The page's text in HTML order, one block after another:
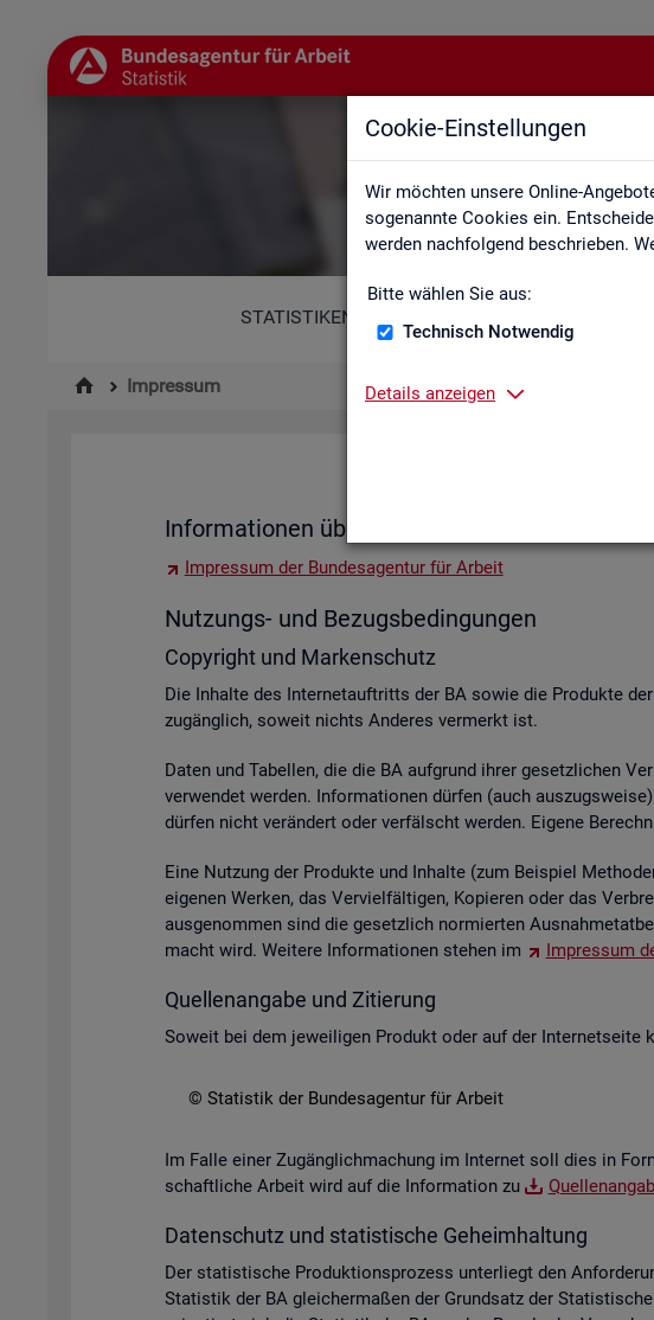
Cookie-Einstellungen
Wir möchten unsere Online-
sogenannte Cookies ein.
werden nachfolgend beschrieben.
Bitte wählen Sie aus:
Technisch Notwendig
Details anzeigen
STATISTIKEN
Impressum
Im­pres­sum der
In­for­ma­tio­nen über den Her­aus­ge­ber
Im­pres­sum der Bun­des­agen­tur für Ar­beit
Nut­zungs- und Be­zugs­be­din­gun­gen
Co­py­right und Mar­ken­schutz
Die In­hal­te des In­ter­net­auf­tritts der BA sowie die Pro­duk­te
zu­gäng­lich, so­weit nichts An­de­res ver­merkt ist.
Daten und Ta­bel­len, die die BA auf­grund ihrer ge­setz­li­chen
ver­wen­det wer­den. In­for­ma­tio­nen dür­fen (auch
dür­fen nicht ver­än­dert oder ver­fälscht wer­den. Ei­ge­ne
Eine Nut­zung der Pro­duk­te und In­hal­te (zum Bei­spiel
ei­ge­nen Wer­ken, das Ver­viel­fäl­ti­gen, Ko­pie­ren oder das
aus­ge­nom­men sind die ge­setz­lich nor­mier­ten
macht wird. Wei­te­re In­for­ma­tio­nen ste­hen im
Im­pres­sum
Quel­len­an­ga­be und Zi­tie­rung
So­weit bei dem je­wei­li­gen Pro­dukt oder auf der In­ter­net­sei­te
© Sta­tis­tik der Bun­des­agen­tur für Ar­beit
Im Falle einer Zu­gäng­lich­ma­chung im In­ter­net soll dies in
schaft­li­che Ar­beit wird auf die In­for­ma­ti­on zu
Da­ten­schutz und sta­tis­ti­sche Ge­heim­hal­tung
Der sta­tis­ti­sche Pro­duk­ti­ons­pro­zess un­ter­liegt den
Sta­tis­tik der BA glei­cher­ma­ßen der Grund­satz der